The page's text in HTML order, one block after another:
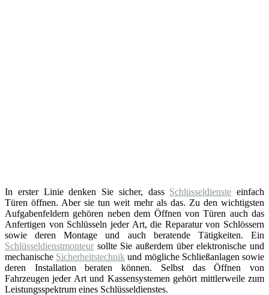
In erster Linie denken Sie sicher, dass Schlüsseldienste einfach
Türen öffnen. Aber sie tun weit mehr als das. Zu den wichtigsten
Aufgabenfeldern gehören neben dem Öffnen von Türen auch das
Anfertigen von Schlüsseln jeder Art, die Reparatur von Schlössern
sowie deren Montage und auch beratende Tätigkeiten. Ein
Schlüsseldienstmonteur sollte Sie außerdem über elektronische und
mechanische Sicherheitstechnik und mögliche Schließanlagen sowie
deren Installation beraten können. Selbst das Öffnen von
Fahrzeugen jeder Art und Kassensystemen gehört mittlerweile zum
Leistungsspektrum eines Schlüsseldienstes.